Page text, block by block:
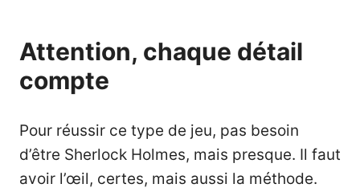
Attention, chaque détail
compte
Pour réussir ce type de jeu, pas besoin
d’être Sherlock Holmes, mais presque. Il faut
avoir l’œil, certes, mais aussi la méthode.